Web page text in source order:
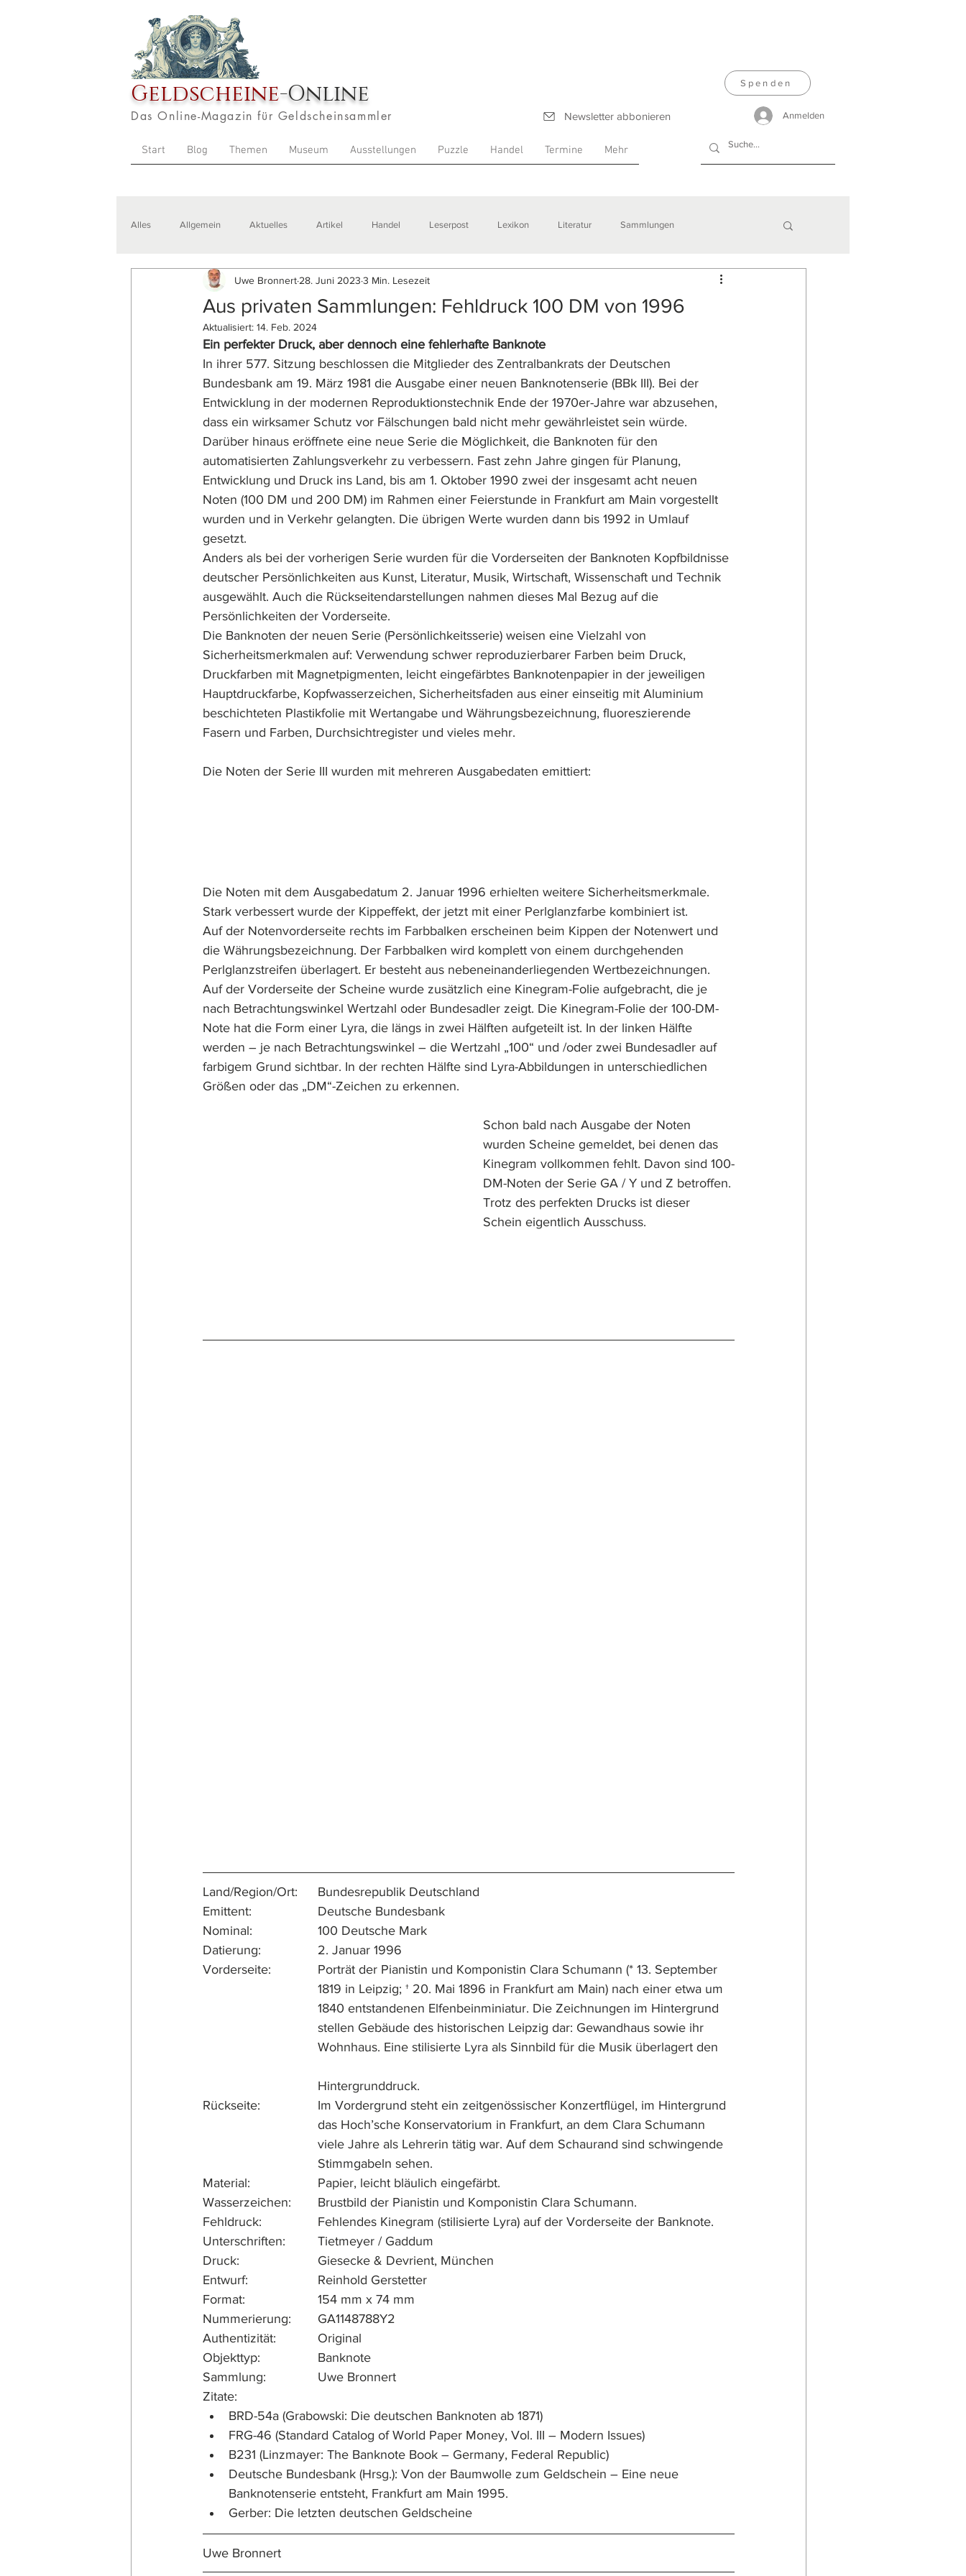
Geldscheine-Online
Das Online-Magazin für Geldscheinsammler Newsletter abbonieren
Start Blog Themen Museum Ausstellungen Puzzle Handel Termine Mehr
Spenden
Anmelden
Alles Allgemein Aktuelles Artikel Handel Leserpost Lexikon Literatur Sammlungen
Veranstaltungen Zitate Ausstellungen
Aus privaten Sammlungen: Fehldruck 100 DM von 1996
Uwe Bronnert 28. Juni 2023 3 Min. Lesezeit
Aktualisiert: 14. Feb. 2024
Ein perfekter Druck, aber dennoch eine fehlerhafte Banknote
In ihrer 577. Sitzung beschlossen die Mitglieder des Zentralbankrats der Deutschen
Bundesbank am 19. März 1981 die Ausgabe einer neuen Banknotenserie (BBk III). Bei der
Entwicklung in der modernen Reproduktionstechnik Ende der 1970er-Jahre war abzusehen,
dass ein wirksamer Schutz vor Fälschungen bald nicht mehr gewährleistet sein würde.
Darüber hinaus eröffnete eine neue Serie die Möglichkeit, die Banknoten für den
automatisierten Zahlungsverkehr zu verbessern. Fast zehn Jahre gingen für Planung,
Entwicklung und Druck ins Land, bis am 1. Oktober 1990 zwei der insgesamt acht neuen
Noten (100 DM und 200 DM) im Rahmen einer Feierstunde in Frankfurt am Main vorgestellt
wurden und in Verkehr gelangten. Die übrigen Werte wurden dann bis 1992 in Umlauf
gesetzt.
Anders als bei der vorherigen Serie wurden für die Vorderseiten der Banknoten Kopfbildnisse
deutscher Persönlichkeiten aus Kunst, Literatur, Musik, Wirtschaft, Wissenschaft und Technik
ausgewählt. Auch die Rückseitendarstellungen nahmen dieses Mal Bezug auf die
Persönlichkeiten der Vorderseite.
Die Banknoten der neuen Serie (Persönlichkeitsserie) weisen eine Vielzahl von
Sicherheitsmerkmalen auf: Verwendung schwer reproduzierbarer Farben beim Druck,
Druckfarben mit Magnetpigmenten, leicht eingefärbtes Banknotenpapier in der jeweiligen
Hauptdruckfarbe, Kopfwasserzeichen, Sicherheitsfaden aus einer einseitig mit Aluminium
beschichteten Plastikfolie mit Wertangabe und Währungsbezeichnung, fluoreszierende
Fasern und Farben, Durchsichtregister und vieles mehr.
Die Noten der Serie III wurden mit mehreren Ausgabedaten emittiert:
Die Noten mit dem Ausgabedatum 2. Januar 1996 erhielten weitere Sicherheitsmerkmale.
Stark verbessert wurde der Kippeffekt, der jetzt mit einer Perlglanzfarbe kombiniert ist.
Auf der Notenvorderseite rechts im Farbbalken erscheinen beim Kippen der Notenwert und
die Währungsbezeichnung. Der Farbbalken wird komplett von einem durchgehenden
Perlglanzstreifen überlagert. Er besteht aus nebeneinanderliegenden Wertbezeichnungen.
Auf der Vorderseite der Scheine wurde zusätzlich eine Kinegram-Folie aufgebracht, die je
nach Betrachtungswinkel Wertzahl oder Bundesadler zeigt. Die Kinegram-Folie der 100-DM-
Note hat die Form einer Lyra, die längs in zwei Hälften aufgeteilt ist. In der linken Hälfte
werden – je nach Betrachtungswinkel – die Wertzahl „100“ und /oder zwei Bundesadler auf
farbigem Grund sichtbar. In der rechten Hälfte sind Lyra-Abbildungen in unterschiedlichen
Größen oder das „DM“-Zeichen zu erkennen.
Schon bald nach Ausgabe der Noten
wurden Scheine gemeldet, bei denen das
Kinegram vollkommen fehlt. Davon sind 100-
DM-Noten der Serie GA / Y und Z betroffen.
Trotz des perfekten Drucks ist dieser
Schein eigentlich Ausschuss.
Land/Region/Ort:	Bundesrepublik Deutschland
Emittent:			Deutsche Bundesbank
Nominal:			100 Deutsche Mark
Datierung:		2. Januar 1996
Vorderseite:		Porträt der Pianistin und Komponistin Clara Schumann (* 13. September
				1819 in Leipzig; † 20. Mai 1896 in Frankfurt am Main) nach einer etwa um
				1840 entstandenen Elfenbeinminiatur. Die Zeichnungen im Hintergrund
				stellen Gebäude des historischen Leipzig dar: Gewandhaus sowie ihr
				Hintergrunddruck.
Rückseite:		Im Vordergrund steht ein zeitgenössischer Konzertflügel, im Hintergrund
				das Hoch’sche Konservatorium in Frankfurt, an dem Clara Schumann
				viele Jahre als Lehrerin tätig war. Auf dem Schaurand sind schwingende
				Stimmgabeln sehen.
Material:			Papier, leicht bläulich eingefärbt.
Wasserzeichen:	Brustbild der Pianistin und Komponistin Clara Schumann.
Fehldruck:		Fehlendes Kinegram (stilisierte Lyra) auf der Vorderseite der Banknote.
Unterschriften:		Tietmeyer / Gaddum
Druck:			Giesecke & Devrient, München
Entwurf:			Reinhold Gerstetter
Format:			154 mm x 74 mm
Nummerierung:	GA1148788Y2
Authentizität:		Original
Objekttyp:		Banknote
Sammlung:		Uwe Bronnert
BRD-54a (Grabowski: Die deutschen Banknoten ab 1871)
FRG-46 (Standard Catalog of World Paper Money, Vol. III – Modern Issues)
B231 (Linzmayer: The Banknote Book – Germany, Federal Republic)
Deutsche Bundesbank (Hrsg.): Von der Baumwolle zum Geldschein – Eine neue
Banknotenserie entsteht, Frankfurt am Main 1995.
Gerber: Die letzten deutschen Geldscheine
Uwe Bronnert